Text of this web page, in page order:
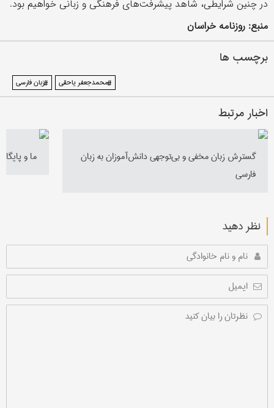
در چنین شرایطی، شاهد پیشرفت‌های فرهنگی و زبانی خواهیم بود.
منبع: روزنامه خراسان
برچسب ها
#محمدجعفر یاحقی #زبان فارسی
اخبار مرتبط
گسترش زبان مخفی و بی‌توجهی دانش‌آموزان به زبان
فارسی
ما و
نظر دهید